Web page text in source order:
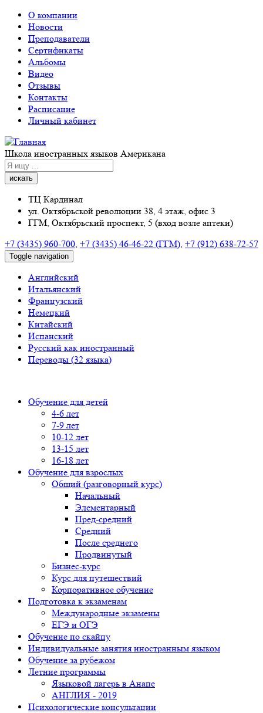
Перейти к основному содержанию
О компании
Новости
Преподаватели
Сертификаты
Альбомы
Видео
Отзывы
Контакты
Расписание
Личный кабинет
Школа иностранных языков Американа
искать
ТЦ Кардинал
ул. Октябрьской революции 38, 4 этаж, офис 3
ГГМ, Октябрьский проспект, 5 (вход возле аптеки)
+7 (3435) 960-700, +7 (3435) 46-46-22 (ГГМ), +7 (912) 638-72-57
Toggle navigation
Английский
Итальянский
Французский
Немецкий
Китайский
Испанский
Русский как иностранный
Переводы (32 языка)
Обучение для детей
4-6 лет
7-9 лет
10-12 лет
13-15 лет
16-18 лет
Обучение для взрослых
Общий (разговорный курс)
Начальный
Элементарный
Пред-средний
Средний
После среднего
Продвинутый
Бизнес-курс
Курс для путешествий
Корпоративное обучение
Подготовка к экзаменам
Международные экзамены
ЕГЭ и ОГЭ
Обучение по скайпу
Индивидуальные занятия иностранным языком
Обучение за рубежом
Летние программы
Языковой лагерь в Анапе
АНГЛИЯ - 2019
Психологические консультации